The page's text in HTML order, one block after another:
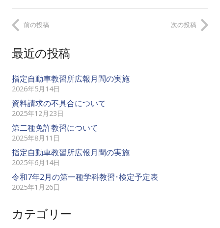
前の投稿 次の投稿
最近の投稿
指定自動車教習所広報月間の実施
2026年5月14日
資料請求の不具合について
2025年12月23日
第二種免許教習について
2025年8月11日
指定自動車教習所広報月間の実施
2025年6月14日
令和7年2月の第一種学科教習･検定予定表
2025年1月26日
カテゴリー